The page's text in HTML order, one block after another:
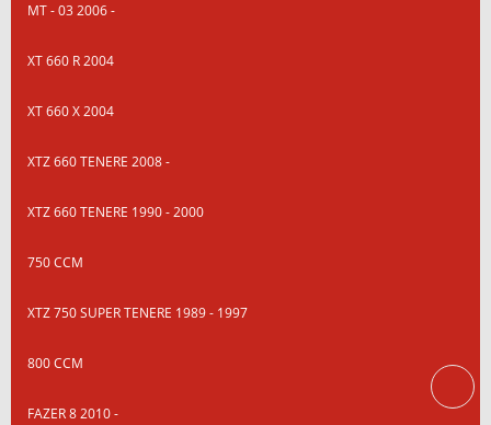
MT - 03 2006 -
XT 660 R 2004
XT 660 X 2004
XTZ 660 TENERE 2008 -
XTZ 660 TENERE 1990 - 2000
750 CCM
XTZ 750 SUPER TENERE 1989 - 1997
800 CCM
FAZER 8 2010 -